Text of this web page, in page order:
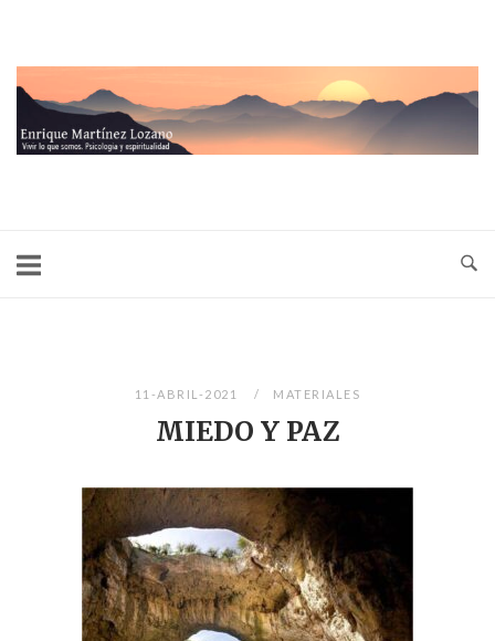
contenido
11-ABRIL-2021 MATERIALES
MIEDO Y PAZ